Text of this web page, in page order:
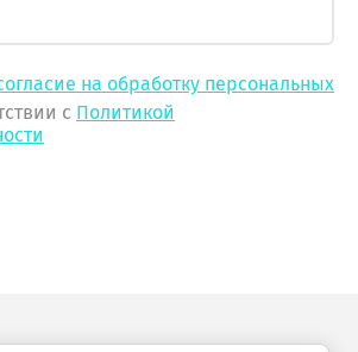
на обработку персональных
с Политикой